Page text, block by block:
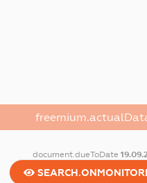
document.dueToDate